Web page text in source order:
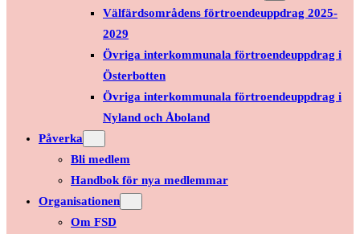
Välfärdsområdens förtroendeuppdrag 2025-
2029
Övriga interkommunala förtroendeuppdrag i
Österbotten
Övriga interkommunala förtroendeuppdrag i
Nyland och Åboland
Påverka
Bli medlem
Handbok för nya medlemmar
Organisationen
Om FSD